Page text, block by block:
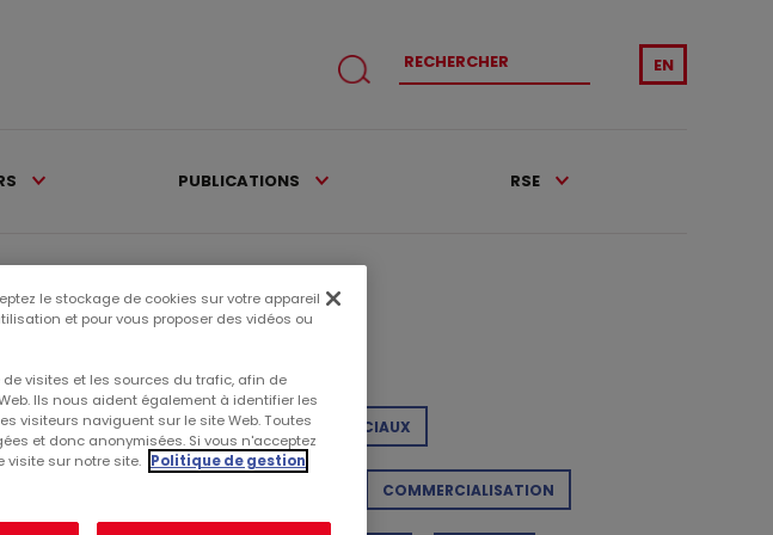
EN
PUBLICATIONS RSE
CENTRES COMMERCIAUX
COMMERCIALISATION
le stockage de cookies sur votre appareil
et pour vous proposer des vidéos ou
visites et les sources du trafic, afin de
Ils nous aident également à identifier les
visiteurs naviguent sur le site Web. Toutes
et donc anonymisées. Si vous n'acceptez
visite sur notre site. Politique de gestion